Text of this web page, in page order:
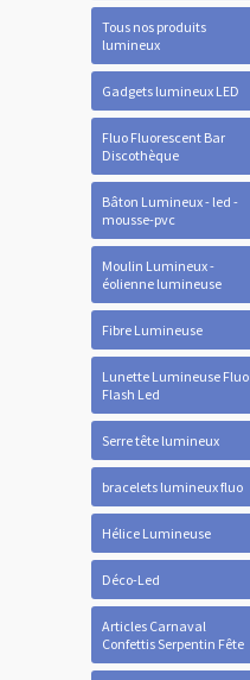
Tous nos produits
lumineux
Gadgets lumineux LED
Fluo Fluorescent Bar
Discothèque
Bâton Lumineux - led -
mousse-pvc
Moulin Lumineux -
éolienne lumineuse
Fibre Lumineuse
Lunette Lumineuse Fluo
Flash Led
Serre tête lumineux
bracelets lumineux fluo
Hélice Lumineuse
Déco-Led
Articles Carnaval
Confettis Serpentin Fête